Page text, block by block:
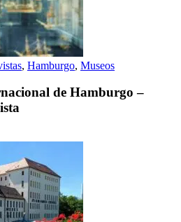
, Hamburgo, Museos
de Hamburgo –